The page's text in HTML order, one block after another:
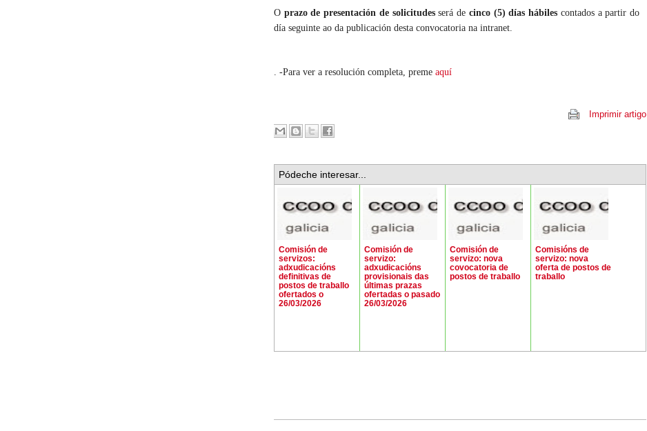
O prazo de presentación de solicitudesserá de cinco (5) días hábiles contados a partir do
día seguinte ao da publicación desta convocatoria na intranet.
. -Para ver a resolución completa, preme aquí
Imprimir artigo
Pódeche interesar...
Comisión de
servizos:
adxudicacións
definitivas de
postos de traballo
ofertados o
26/03/2026
Comisión de
servizo:
adxudicacións
provisionais das
últimas prazas
ofertadas o pasado
26/03/2026
Comisión de
servizo: nova
covocatoria de
postos de traballo
Comisións de
servizo: nova
oferta de postos de
traballo